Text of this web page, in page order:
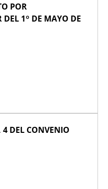
POR
1º DE MAYO DE
DEL CONVENIO